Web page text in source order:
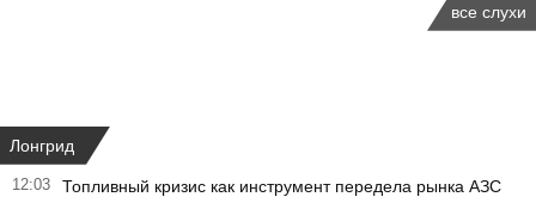
все слухи
Лонгрид
12:03 Топливный кризис как инструмент передела рынка АЗС